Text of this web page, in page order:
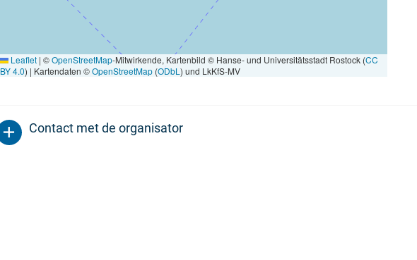
Leaflet | ©OpenStreetMap-Mitwirkende, Kartenbild © Hanse- und Universitätsstadt Rostock (CC
BY 4.0) | Kartendaten ©OpenStreetMap(ODbL ) und LkKfS-MV
Contact met de organisator